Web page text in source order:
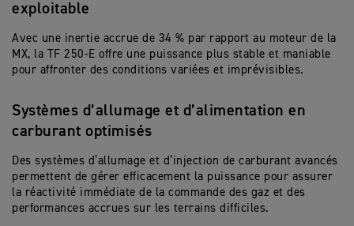
exploitable
Avec une inertie accrue de 34 % par rapport au moteur de la
MX, la TF 250-E offre une puissance plus stable et maniable
pour affronter des conditions variées et imprévisibles.
Systèmes d’allumage et d’alimentation en
carburant optimisés
Des systèmes d’allumage et d’injection de carburant avancés
permettent de gérer efficacement la puissance pour assurer
la réactivité immédiate de la commande des gaz et des
performances accrues sur les terrains difficiles.